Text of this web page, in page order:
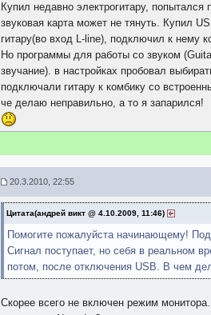
Купил недавно электрогитару,
звуковая карта может не тянуть. Купил
гитару(во вход L-line), подключил к нему
Но программы для работы со звуком
звучание). в настройках пробовал
подключали гитару к комбику со
че делаю неправильно, а то я запарился!
20.3.2010, 22:55
Цитата(андрей викт @ 4.10.2009, 11:46)
Помогите пожалуйста начинающему!
Сигнал поступает, но себя в реальном
потом, после отключения USB. В чем
Скорее всего не включен режим